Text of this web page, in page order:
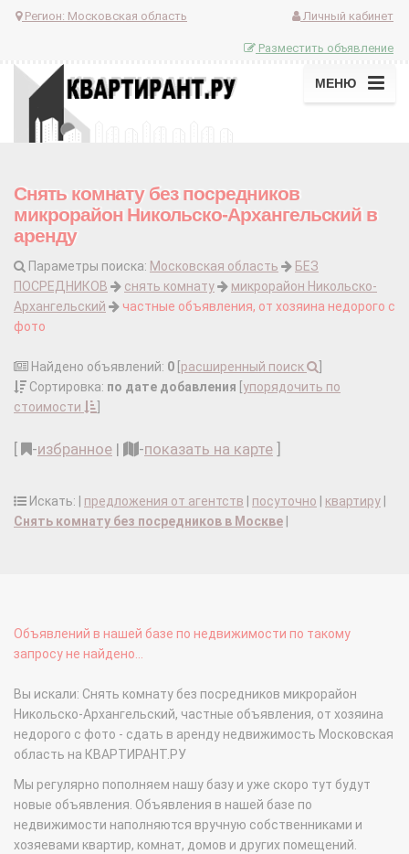
Регион: Московская область Личный кабинет
Разместить объявление
МЕНЮ
Снять комнату без посредников
микрорайон Никольско-Архангельский в
аренду
Параметры поиска: Московская область
БЕЗ
ПОСРЕДНИКОВ
снять комнату
микрорайон Никольско-
Архангельский
частные объявления, от хозяина недорого с
фото
Найдено объявлений: 0 расширенный поиск
Сортировка: по дате добавления упорядочить по
стоимости
-избранное | -показать на карте
Искать: | предложения от агентств посуточно квартиру
Снять комнату без посредников в Москве
Объявлений в нашей базе по недвижимости по такому
запросу не найдено...
Вы искали: Снять комнату без посредников микрорайон
Никольско-Архангельский, частные объявления, от хозяина
недорого с фото - сдать в аренду недвижимость Московская
область на КВАРТИРАНТ.РУ
Мы регулярно пополняем нашу базу и уже скоро тут будут
новые объявления. Объявления в нашей базе по
недвижимости наполняются вручную собственниками и
хозяевами квартир, комнат, домов и других помещений.